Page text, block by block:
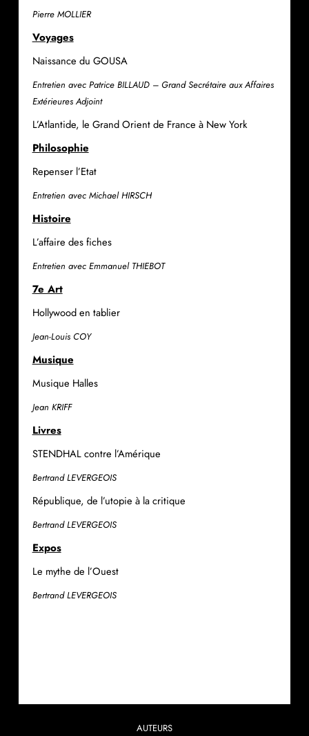
AUTEURS
Pierre MOLLIER
Voyages
Naissance du GOUSA
Entretien avec Patrice BILLAUD – Grand Secrétaire aux Affaires
Extérieures Adjoint
L’Atlantide, le Grand Orient de France à New York
Philosophie
Repenser l’Etat
Entretien avec Michael HIRSCH
Histoire
L’affaire des fiches
Entretien avec Emmanuel THIEBOT
7e Art
Hollywood en tablier
Jean-Louis COY
Musique
Musique Halles
Jean KRIFF
Livres
STENDHAL contre l’Amérique
Bertrand LEVERGEOIS
République, de l’utopie à la critique
Bertrand LEVERGEOIS
Expos
Le mythe de l’Ouest
Bertrand LEVERGEOIS